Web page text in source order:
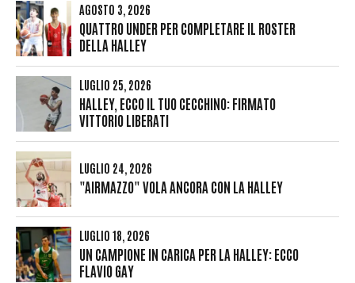
AGOSTO 3, 2026
QUATTRO UNDER PER COMPLETARE IL ROSTER
DELLA HALLEY
LUGLIO 25, 2026
HALLEY, ECCO IL TUO CECCHINO: FIRMATO
VITTORIO LIBERATI
LUGLIO 24, 2026
"AIRMAZZO" VOLA ANCORA CON LA HALLEY
LUGLIO 18, 2026
UN CAMPIONE IN CARICA PER LA HALLEY: ECCO
FLAVIO GAY